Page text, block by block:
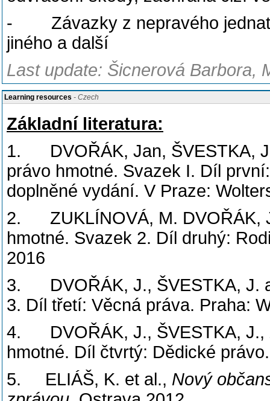
- Závazky z nepravého
jiného a další
Last update: Šicnerová Barbora,
Learning resources - Czech
Základní literatura:
1. DVOŘÁK, Jan, ŠVESTKA,
právo hmotné. Svazek I. Díl
doplněné vydání. V Praze:
2. ZUKLÍNOVÁ, M. DVOŘÁK,
hmotné. Svazek 2. Díl druhý:
2016
3. DVOŘÁK, J., ŠVESTKA, J.
3. Díl třetí: Věcná práva. Praha:
4. DVOŘÁK, J., ŠVESTKA, J.,
hmotné. Díl čtvrtý: Dědické
5. ELIÁŠ, K. et al., Nový